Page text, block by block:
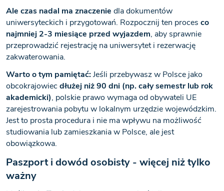
Ale czas nadal ma znaczenie dla dokumentów
uniwersyteckich i przygotowań. Rozpocznij ten proces co
najmniej 2-3 miesiące przed wyjazdem, aby sprawnie
przeprowadzić rejestrację na uniwersytet i rezerwację
zakwaterowania.
Warto o tym pamiętać:Jeśli przebywasz w Polsce jako
obcokrajowiecdłużej niż 90 dni (np. cały semestr lub rok
akademicki), polskie prawo wymaga od obywateli UE
zarejestrowania pobytu w lokalnym urzędzie wojewódzkim.
Jest to prosta procedura i nie ma wpływu na możliwość
studiowania lub zamieszkania w Polsce, ale jest
obowiązkowa.
Paszport i dowód osobisty - więcej niż tylko
ważny